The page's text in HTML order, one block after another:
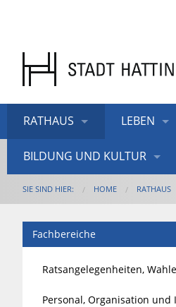
RATHAUS LEBEN
BILDUNG UND KULTUR
SIE SIND HIER: HOME RATHAUS
Fachbereiche
Ratsangelegenheiten,
Personal, Organisation und